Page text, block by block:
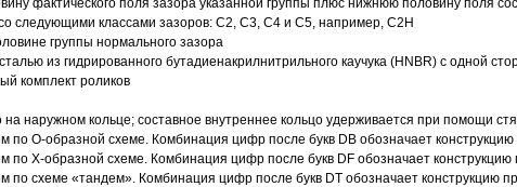
фактического поля зазора указанной группы плюс нижнюю половину поля
следующими классами зазоров: С2, C3, С4 и С5, например, С2Н
группы нормального зазора
из гидрированного бутадиенакрилнитрильного каучука (HNBR) с одной
комплект роликов
наружном кольце; составное внутреннее кольцо удерживается при помощи
О-образной схеме. Комбинация цифр после букв DB обозначает конструкцию
Х-образной схеме. Комбинация цифр после букв DF обозначает конструкцию
схеме «тандем». Комбинация цифр после букв DT обозначает конструкцию